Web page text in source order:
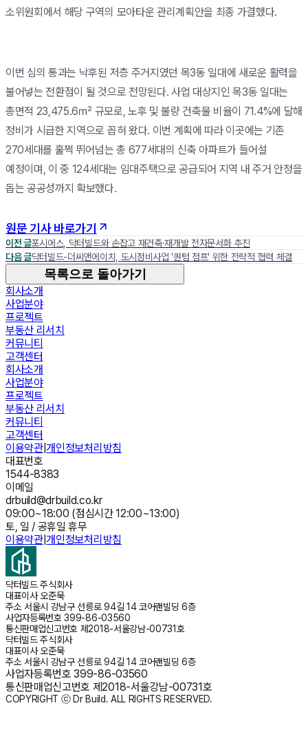
소위원회에서 해당 구역의 모아타운 관리계획안을 최종 가결했다.
이번 심의 통과는 낙후된 저층 주거지였던 목3동 일대에 새로운 활력을
불어넣는 전환점이 될 것으로 전망된다. 사업 대상지인 목3동 일대는
총면적 23,475.6㎡ 규모로, 노후 및 불량 건축물 비율이 71.4%에 달해
정비가 시급한 지역으로 꼽혀 왔다. 이번 계획에 따라 이곳에는 기존
270세대를 훌쩍 뛰어넘는 총 677세대의 신축 아파트가 들어설
예정이며, 이 중 124세대는 임대주택으로 공급되어 지역 내 주거 안정을
돕는 공공성까지 확보했다.
원문 기사 바로가기
이전 글포시에스, 닥터빌드와 손잡고 재건축·재개발 전자문서화 추진
다음 글닥터빌드-더씨앤에이치, 도시정비사업 '퀀텀 점프' 위한 전략적 협력 체결
목록으로 돌아가기
회사소개
사업분야
프로젝트
부동산 리서치
커뮤니티
고객센터
회사소개
사업분야
프로젝트
부동산 리서치
커뮤니티
고객센터
이용약관|개인정보처리방침
대표번호
1544-8383
이메일
drbuild@drbuild.co.kr
09:00~18:00 (점심시간 12:00~13:00)
토, 일 / 공휴일 휴무
이용약관|개인정보처리방침
닥터빌드 주식회사
대표이사오준묵
주소 서울시 강남구 선릉로 94길 14 코어랜빌딩 6층
사업자등록번호 399-86-03560
통신판매업신고번호 제2018-서울강남-00731호
닥터빌드 주식회사
대표이사오준묵
주소 서울시 강남구 선릉로 94길 14 코어랜빌딩 6층
사업자등록번호 399-86-03560
통신판매업신고번호 제2018-서울강남-00731호
COPYRIGHT ⓒ Dr Build. ALL RIGHTS RESERVED.